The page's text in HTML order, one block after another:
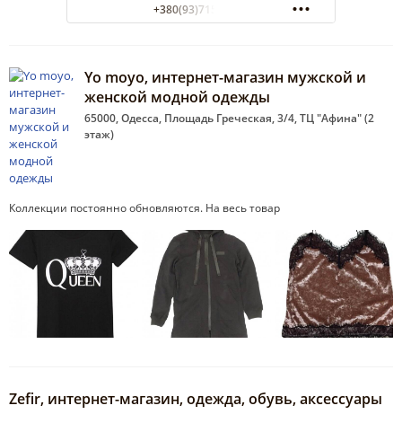
+380(93)715-96-26
Yo moyo, интернет-магазин мужской и
женской модной одежды
65000, Одесса, Площадь Греческая, 3/4, ТЦ "Афина" (2
этаж)
Коллекции постоянно обновляются. На весь товар
Zefir, интернет-магазин, одежда, обувь, аксессуары